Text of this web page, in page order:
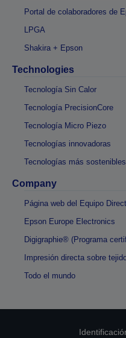
Portal de colaboradores de
LPGA
Shakira + Epson
Technologies
Tecnología Sin Calor
Tecnología PrecisionCore
Tecnología Micro Piezo
Tecnologías innovadoras
Tecnologías más sostenibles
Company
Página web del Equipo
Epson Europe Electronics
Digigraphie® (Programa
Impresión directa sobre
Todo el mundo